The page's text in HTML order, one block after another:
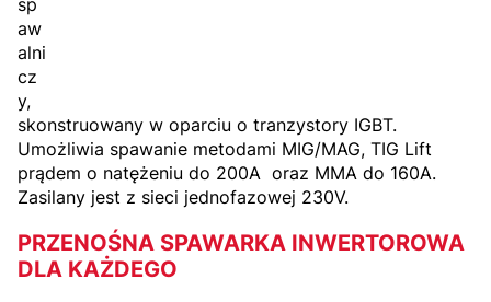
sp
aw
alni
cz
y,
skonstruowany w oparciu o tranzystory IGBT.
Umożliwia spawanie metodami MIG/MAG, TIG Lift
prądem o natężeniu do 200A oraz MMA do 160A.
Zasilany jest z sieci jednofazowej 230V.
PRZENOŚNA SPAWARKA INWERTOROWA
DLA KAŻDEGO